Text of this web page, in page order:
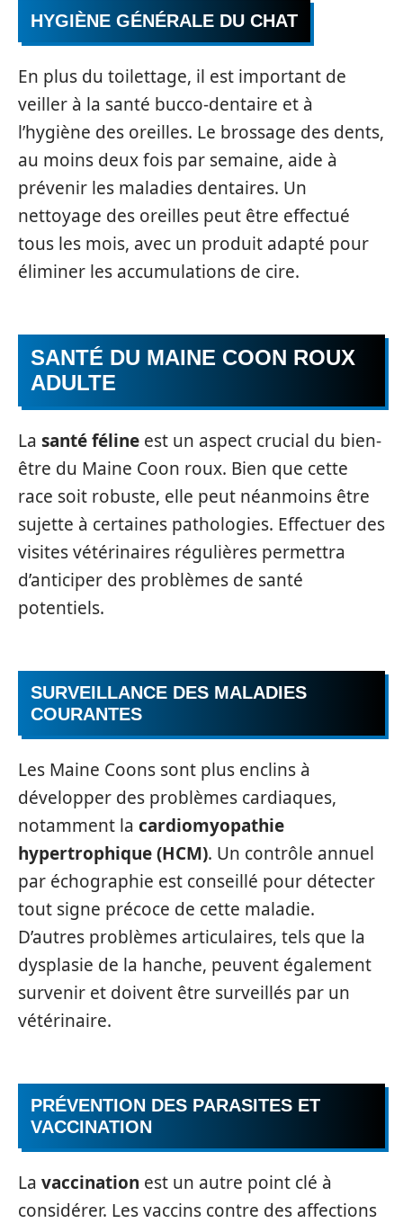
HYGIÈNE GÉNÉRALE DU CHAT
En plus du toilettage, il est important de
veiller à la santé bucco-dentaire et à
l’hygiène des oreilles. Le brossage des dents,
au moins deux fois par semaine, aide à
prévenir les maladies dentaires. Un
nettoyage des oreilles peut être effectué
tous les mois, avec un produit adapté pour
éliminer les accumulations de cire.
SANTÉ DU MAINE COON ROUX
ADULTE
La santé féline est un aspect crucial du bien-
être du Maine Coon roux. Bien que cette
race soit robuste, elle peut néanmoins être
sujette à certaines pathologies. Effectuer des
visites vétérinaires régulières permettra
d’anticiper des problèmes de santé
potentiels.
SURVEILLANCE DES MALADIES
COURANTES
Les Maine Coons sont plus enclins à
développer des problèmes cardiaques,
notamment la cardiomyopathie
hypertrophique (HCM). Un contrôle annuel
par échographie est conseillé pour détecter
tout signe précoce de cette maladie.
D’autres problèmes articulaires, tels que la
dysplasie de la hanche, peuvent également
survenir et doivent être surveillés par un
vétérinaire.
PRÉVENTION DES PARASITES ET
VACCINATION
La vaccination est un autre point clé à
considérer. Les vaccins contre des affections